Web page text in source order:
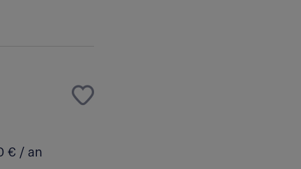
€ / an